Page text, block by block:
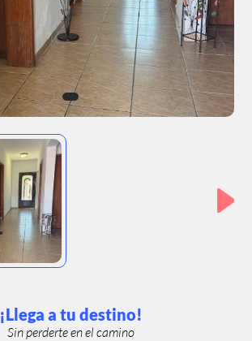
¡Llega a tu destino!
Sin perderte en el camino